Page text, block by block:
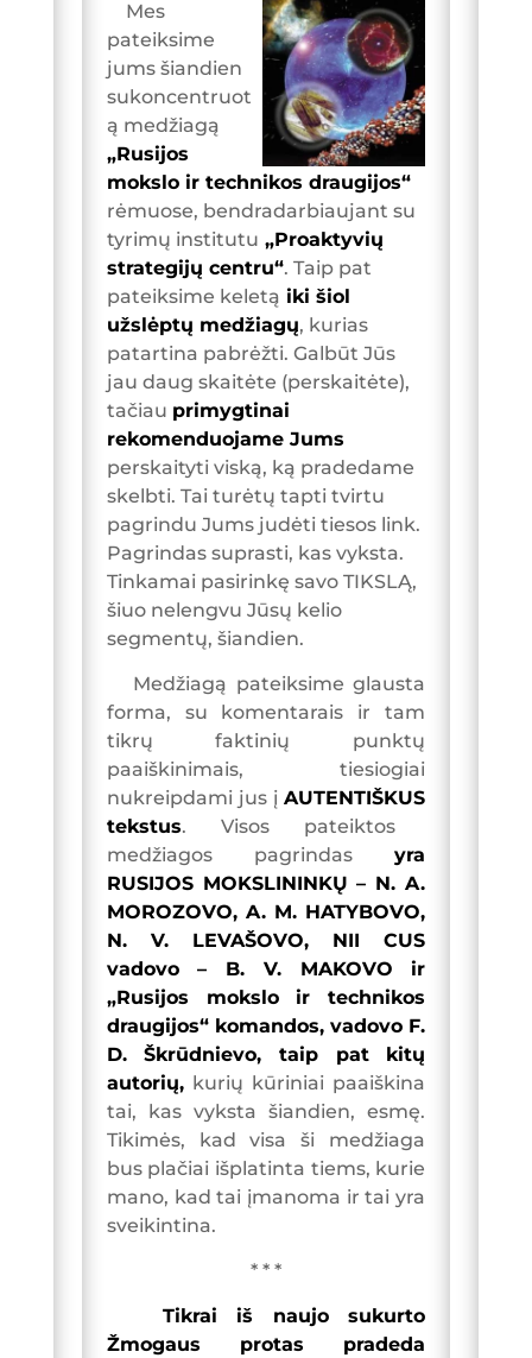
Mes
pateiksime
jums šiandien
sukoncentruot
ą medžiagą
„Rusijos
mokslo ir technikos draugijos“
rėmuose, bendradarbiaujant su
tyrimų institutu „Proaktyvių
strategijų centru“. Taip pat
pateiksime keletą iki šiol
užslėptų medžiagų, kurias
patartina pabrėžti. Galbūt Jūs
jau daug skaitėte (perskaitėte),
tačiau primygtinai
rekomenduojame Jums
perskaityti viską, ką pradedame
skelbti. Tai turėtų tapti tvirtu
pagrindu Jums judėti tiesos link.
Pagrindas suprasti, kas vyksta.
Tinkamai pasirinkę savo TIKSLĄ,
šiuo nelengvu Jūsų kelio
segmentų, šiandien.
Medžiagą pateiksime glausta
forma, su komentarais ir tam
tikrų faktinių punktų
paaiškinimais, tiesiogiai
nukreipdami jus įAUTENTIŠKUS
tekstus. Visos pateiktos
medžiagos pagrindasyra
RUSIJOS MOKSLININKŲ – N. A.
MOROZOVO, A. M. HATYBOVO,
N. V. LEVAŠOVO, NII CUS
vadovo – B. V. MAKOVO ir
„Rusijos mokslo ir technikos
draugijos“ komandos, vadovo F.
D. Škrūdnievo, taip pat kitų
autorių,kurių kūriniai paaiškina
tai, kas vyksta šiandien, esmę.
Tikimės, kad visa ši medžiaga
bus plačiai išplatinta tiems, kurie
mano, kad tai įmanoma ir tai yra
sveikintina.
* * *
Tikrai iš naujo sukurto
Žmogaus protas pradeda